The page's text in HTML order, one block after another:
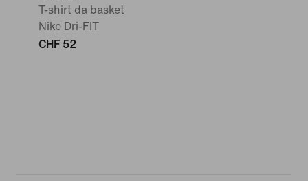
T-shirt da basket
Nike Dri-FIT
CHF 52